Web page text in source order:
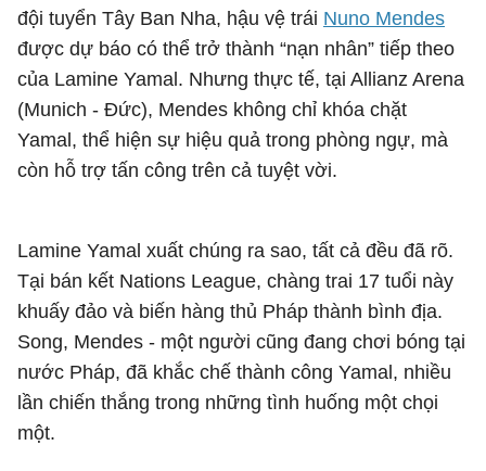
đội tuyển Tây Ban Nha, hậu vệ trái Nuno Mendes
được dự báo có thể trở thành “nạn nhân” tiếp theo
của Lamine Yamal. Nhưng thực tế, tại Allianz Arena
(Munich - Đức), Mendes không chỉ khóa chặt
Yamal, thể hiện sự hiệu quả trong phòng ngự, mà
còn hỗ trợ tấn công trên cả tuyệt vời.
Lamine Yamal xuất chúng ra sao, tất cả đều đã rõ.
Tại bán kết Nations League, chàng trai 17 tuổi này
khuấy đảo và biến hàng thủ Pháp thành bình địa.
Song, Mendes - một người cũng đang chơi bóng tại
nước Pháp, đã khắc chế thành công Yamal, nhiều
lần chiến thắng trong những tình huống một chọi
một.